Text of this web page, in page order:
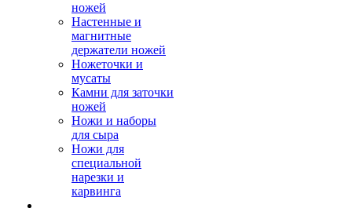
ножей
Настенные и
магнитные
держатели ножей
Ножеточки и
мусаты
Камни для заточки
ножей
Ножи и наборы
для сыра
Ножи для
специальной
нарезки и
карвинга